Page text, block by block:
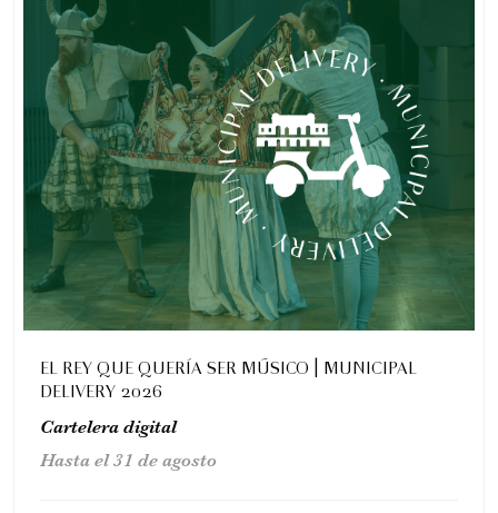
Romeo y Julieta | 2026
Ópera
6:00 pm
29 de agosto de 2026
sábado
EL REY QUE QUERÍA SER MÚSICO | MUNICIPAL
DELIVERY 2026
Cartelera digital
Hasta el 31 de agosto